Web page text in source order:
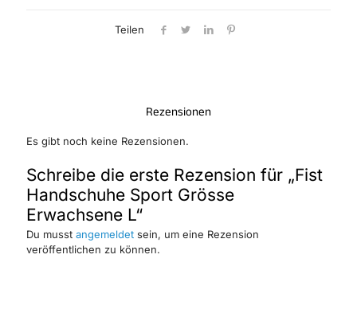
Teilen
Rezensionen
Es gibt noch keine Rezensionen.
Schreibe die erste Rezension für „Fist
Handschuhe Sport Grösse
Erwachsene L“
Du musst angemeldet sein, um eine Rezension
veröffentlichen zu können.